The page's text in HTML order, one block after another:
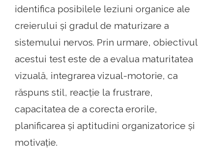
identifica posibilele leziuni organice ale
creierului și gradul de maturizare a
sistemului nervos. Prin urmare, obiectivul
acestui test este de a evalua maturitatea
vizuală, integrarea vizual-motorie, ca
răspuns stil, reacție la frustrare,
capacitatea de a corecta erorile,
planificarea și aptitudini organizatorice și
motivație.